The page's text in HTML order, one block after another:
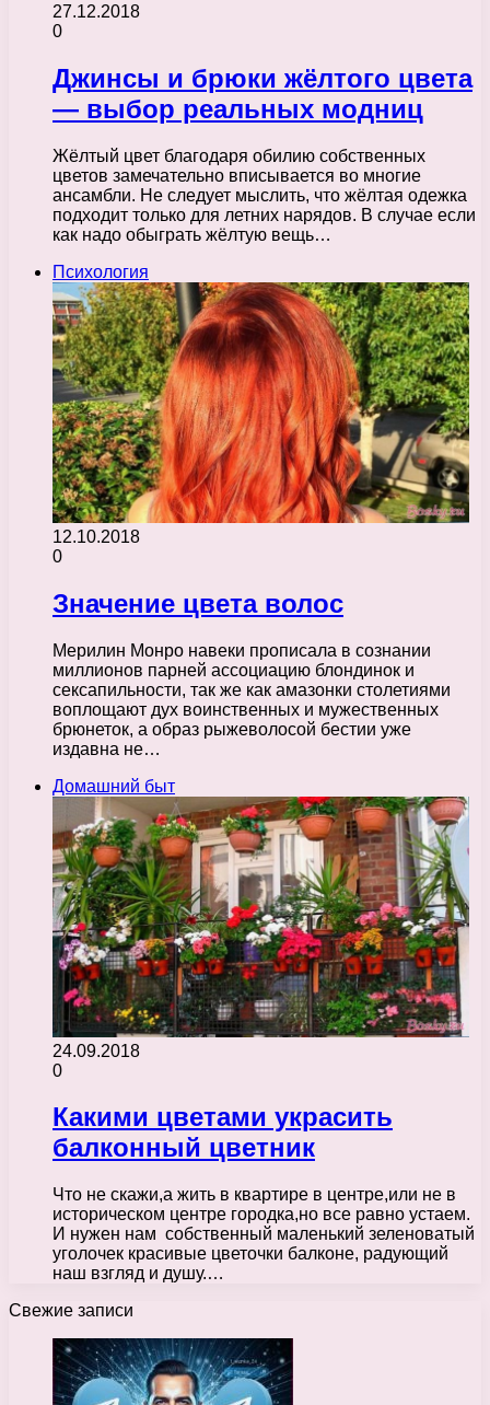
27.12.2018
0
Джинсы и брюки жёлтого цвета
— выбор реальных модниц
Жёлтый цвет благодаря обилию собственных
цветов замечательно вписывается во многие
ансамбли. Не следует мыслить, что жёлтая одежка
подходит только для летних нарядов. В случае если
как надо обыграть жёлтую вещь…
Психология
12.10.2018
0
Значение цвета волос
Мерилин Монро навеки прописала в сознании
миллионов парней ассоциацию блондинок и
сексапильности, так же как амазонки столетиями
воплощают дух воинственных и мужественных
брюнеток, а образ рыжеволосой бестии уже
издавна не…
Домашний быт
24.09.2018
0
Какими цветами украсить
балконный цветник
Что не скажи,а жить в квартире в центре,или не в
историческом центре городка,но все равно устаем.
И нужен нам собственный маленький зеленоватый
уголочек красивые цветочки балконе, радующий
наш взгляд и душу.…
Свежие записи